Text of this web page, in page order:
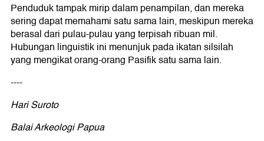
Penduduk tampak mirip dalam penampilan, dan mereka
sering dapat memahami satu sama lain, meskipun mereka
berasal dari pulau-pulau yang terpisah ribuan mil.
Hubungan linguistik ini menunjuk pada ikatan silsilah
yang mengikat orang-orang Pasifik satu sama lain.
----
Hari Suroto
Balai Arkeologi Papua